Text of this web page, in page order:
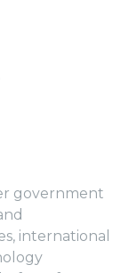
government
international